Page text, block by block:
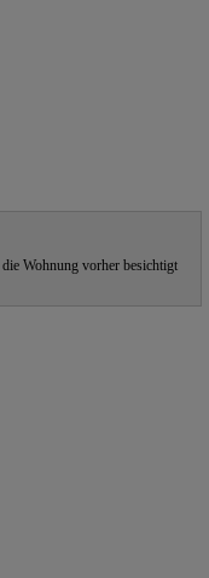
die Wohnung vorher besichtigt